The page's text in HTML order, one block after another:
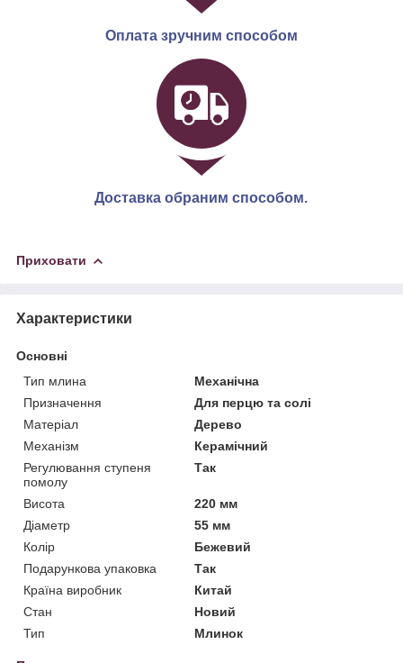
Оплата зручним способом
Доставка обраним способом.
Приховати
Характеристики
Основні
Тип млина
Механічна
Призначення
Для перцю та солі
Матеріал
Дерево
Механізм
Керамічний
Регулювання ступеня
помолу
Так
Висота
220 мм
Діаметр
55 мм
Колір
Бежевий
Подарункова упаковка
Так
Країна виробник
Китай
Стан
Новий
Тип
Млинок